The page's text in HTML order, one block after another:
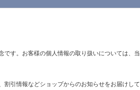
です。お客様の個人情報の取り扱いについては、当
割引情報などショップからのお知らせをお届けして